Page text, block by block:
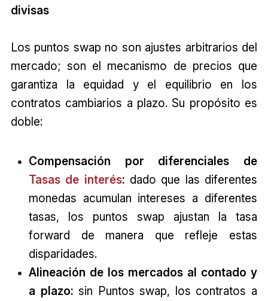
divisas
Los puntos swap no son ajustes arbitrarios del
mercado; son el mecanismo de precios que
garantiza la equidad y el equilibrio en los
contratos cambiarios a plazo. Su propósito es
doble:
Compensación por diferenciales de
Tasas de interés: dado que las diferentes
monedas acumulan intereses a diferentes
tasas, los puntos swap ajustan la tasa
forward de manera que refleje estas
disparidades.
Alineación de los mercados al contado y
a plazo: sin Puntos swap, los contratos a